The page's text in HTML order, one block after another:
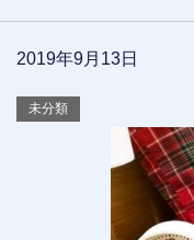
2019年9月13日
未分類